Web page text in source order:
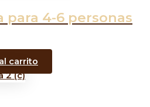
para 4-6 personas
carrito